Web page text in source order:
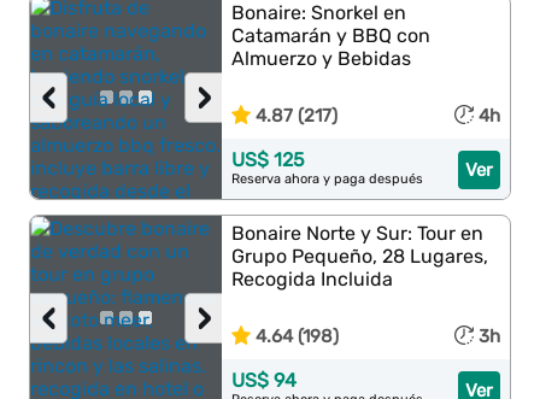
›
‹
Bonaire: Snorkel en
Catamarán y BBQ con
Almuerzo y Bebidas
4.87 (217) 4h
Ver
US$ 125
Reserva ahora y paga después
›
‹
Bonaire Norte y Sur: Tour en
Grupo Pequeño, 28 Lugares,
Recogida Incluida
4.64 (198) 3h
Ver
US$ 94